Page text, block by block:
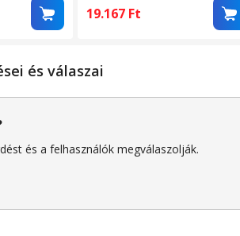
üzemmód,
aromaterápiás diffúzor,
20 nm-ig tisztít, 3
hordozható, néma, Fehér
19.167 Ft
és válaszai
és a felhasználók megválaszolják.